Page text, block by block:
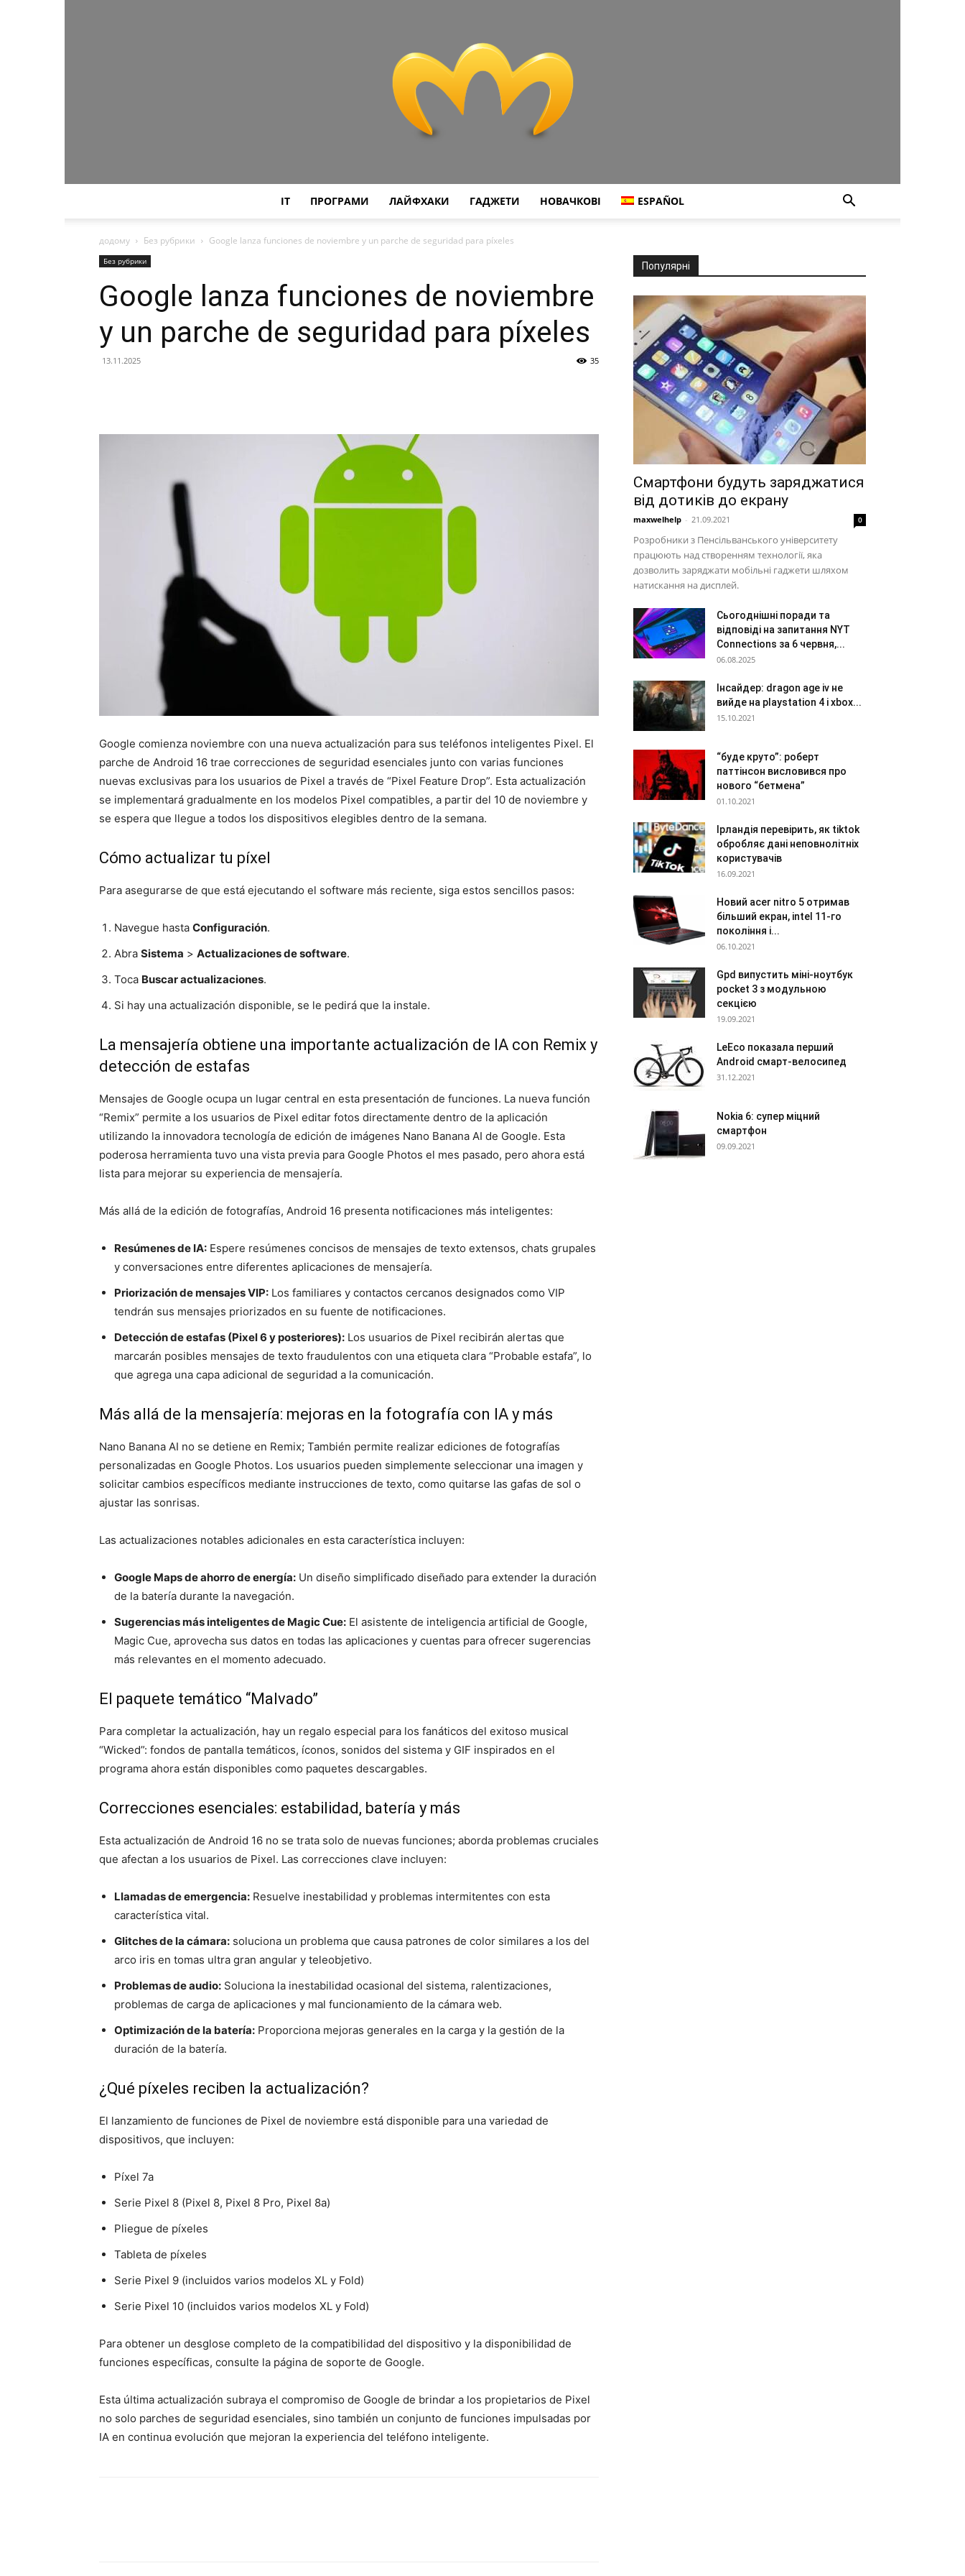
IT ПРОГРАМИ ЛАЙФХАКИ ГАДЖЕТИ НОВАЧКОВІ ESPAÑOL
додому Без рубрики Google lanza funciones de noviembre y un parche de seguridad para píxeles
Без рубрики
Google lanza funciones de noviembre
y un parche de seguridad para píxeles
13.11.2025 35
Google comienza noviembre con una nueva actualización para sus teléfonos inteligentes Pixel. El
parche de Android 16 trae correcciones de seguridad esenciales junto con varias funciones
nuevas exclusivas para los usuarios de Pixel a través de “Pixel Feature Drop”. Esta actualización
se implementará gradualmente en los modelos Pixel compatibles, a partir del 10 de noviembre y
se espera que llegue a todos los dispositivos elegibles dentro de la semana.
Cómo actualizar tu píxel
Para asegurarse de que está ejecutando el software más reciente, siga estos sencillos pasos:
Navegue hasta Configuración.
Abra Sistema > Actualizaciones de software.
Toca Buscar actualizaciones.
Si hay una actualización disponible, se le pedirá que la instale.
La mensajería obtiene una importante actualización de IA con Remix y
detección de estafas
Mensajes de Google ocupa un lugar central en esta presentación de funciones. La nueva función
“Remix” permite a los usuarios de Pixel editar fotos directamente dentro de la aplicación
utilizando la innovadora tecnología de edición de imágenes Nano Banana AI de Google. Esta
poderosa herramienta tuvo una vista previa para Google Photos el mes pasado, pero ahora está
lista para mejorar su experiencia de mensajería.
Más allá de la edición de fotografías, Android 16 presenta notificaciones más inteligentes:
Resúmenes de IA: Espere resúmenes concisos de mensajes de texto extensos, chats grupales
y conversaciones entre diferentes aplicaciones de mensajería.
Priorización de mensajes VIP: Los familiares y contactos cercanos designados como VIP
tendrán sus mensajes priorizados en su fuente de notificaciones.
Detección de estafas (Pixel 6 y posteriores): Los usuarios de Pixel recibirán alertas que
marcarán posibles mensajes de texto fraudulentos con una etiqueta clara “Probable estafa”, lo
que agrega una capa adicional de seguridad a la comunicación.
Más allá de la mensajería: mejoras en la fotografía con IA y más
Nano Banana AI no se detiene en Remix; También permite realizar ediciones de fotografías
personalizadas en Google Photos. Los usuarios pueden simplemente seleccionar una imagen y
solicitar cambios específicos mediante instrucciones de texto, como quitarse las gafas de sol o
ajustar las sonrisas.
Las actualizaciones notables adicionales en esta característica incluyen:
Google Maps de ahorro de energía: Un diseño simplificado diseñado para extender la duración
de la batería durante la navegación.
Sugerencias más inteligentes de Magic Cue: El asistente de inteligencia artificial de Google,
Magic Cue, aprovecha sus datos en todas las aplicaciones y cuentas para ofrecer sugerencias
más relevantes en el momento adecuado.
El paquete temático “Malvado”
Para completar la actualización, hay un regalo especial para los fanáticos del exitoso musical
“Wicked”: fondos de pantalla temáticos, íconos, sonidos del sistema y GIF inspirados en el
programa ahora están disponibles como paquetes descargables.
Correcciones esenciales: estabilidad, batería y más
Esta actualización de Android 16 no se trata solo de nuevas funciones; aborda problemas cruciales
que afectan a los usuarios de Pixel. Las correcciones clave incluyen:
Llamadas de emergencia: Resuelve inestabilidad y problemas intermitentes con esta
característica vital.
Glitches de la cámara: soluciona un problema que causa patrones de color similares a los del
arco iris en tomas ultra gran angular y teleobjetivo.
Problemas de audio: Soluciona la inestabilidad ocasional del sistema, ralentizaciones,
problemas de carga de aplicaciones y mal funcionamiento de la cámara web.
Optimización de la batería: Proporciona mejoras generales en la carga y la gestión de la
duración de la batería.
¿Qué píxeles reciben la actualización?
El lanzamiento de funciones de Pixel de noviembre está disponible para una variedad de
dispositivos, que incluyen:
Píxel 7a
Serie Pixel 8 (Pixel 8, Pixel 8 Pro, Pixel 8a)
Pliegue de píxeles
Tableta de píxeles
Serie Pixel 9 (incluidos varios modelos XL y Fold)
Serie Pixel 10 (incluidos varios modelos XL y Fold)
Para obtener un desglose completo de la compatibilidad del dispositivo y la disponibilidad de
funciones específicas, consulte la página de soporte de Google.
Esta última actualización subraya el compromiso de Google de brindar a los propietarios de Pixel
no solo parches de seguridad esenciales, sino también un conjunto de funciones impulsadas por
IA en continua evolución que mejoran la experiencia del teléfono inteligente.
Популярні
Смартфони будуть заряджатися
від дотиків до екрану
maxwelhelp - 21.09.2021 0
Розробники з Пенсільванського університету
працюють над створенням технології, яка
дозволить заряджати мобільні гаджети шляхом
натискання на дисплей.
Сьогоднішні поради та
відповіді на запитання NYT
Connections за 6 червня,...
06.08.2025
Інсайдер: dragon age iv не
вийде на playstation 4 і xbox...
15.10.2021
“буде круто”: роберт
паттінсон висловився про
нового “бетмена”
01.10.2021
Ірландія перевірить, як tiktok
обробляє дані неповнолітніх
користувачів
16.09.2021
Новий acer nitro 5 отримав
більший екран, intel 11-го
покоління і...
06.10.2021
Gpd випустить міні-ноутбук
pocket 3 з модульною
секцією
19.09.2021
LeEco показала перший
Android смарт-велосипед
31.12.2021
Nokia 6: супер міцний
смартфон
09.09.2021